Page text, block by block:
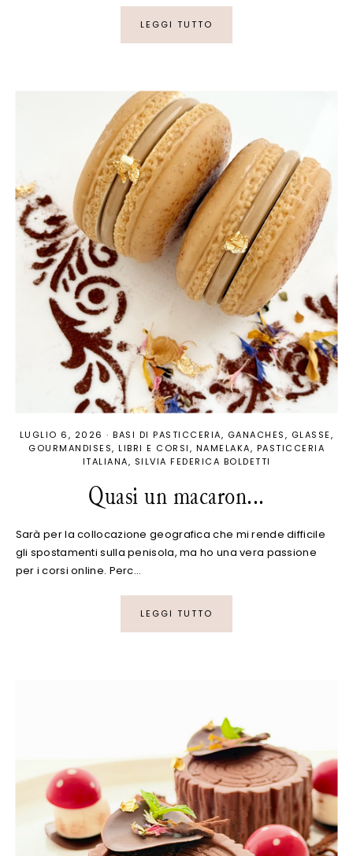
LEGGI TUTTO
LUGLIO 6, 2026 · BASI DI PASTICCERIA GANACHES
GLASSE
GOURMANDISES
LIBRI E CORSI NAMELAKA
PASTICCERIA
ITALIANA
SILVIA FEDERICA BOLDETTI
Quasi un macaron...
Sarà per la collocazione geografica che mi rende difficile
gli spostamenti sulla penisola, ma ho una vera passione
per i corsi online. Perc…
LEGGI TUTTO